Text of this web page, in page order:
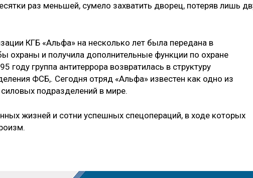
раз меньшей, сумело захватить дворец, потеряв лишь
КГБ «Альфа» на несколько лет была передана в
охраны и получила дополнительные функции по охране
году группа антитеррора возвратилась в структуру
ФСБ,. Сегодня отряд «Альфа» известен как одно из
подразделений в мире.
жизней и сотни успешных спецопераций, в ходе которых